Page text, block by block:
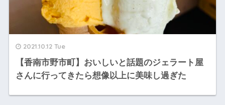
2021.10.12 Tue
【香南市野市町】おいしいと話題のジェラート屋
さんに行ってきたら想像以上に美味し過ぎた